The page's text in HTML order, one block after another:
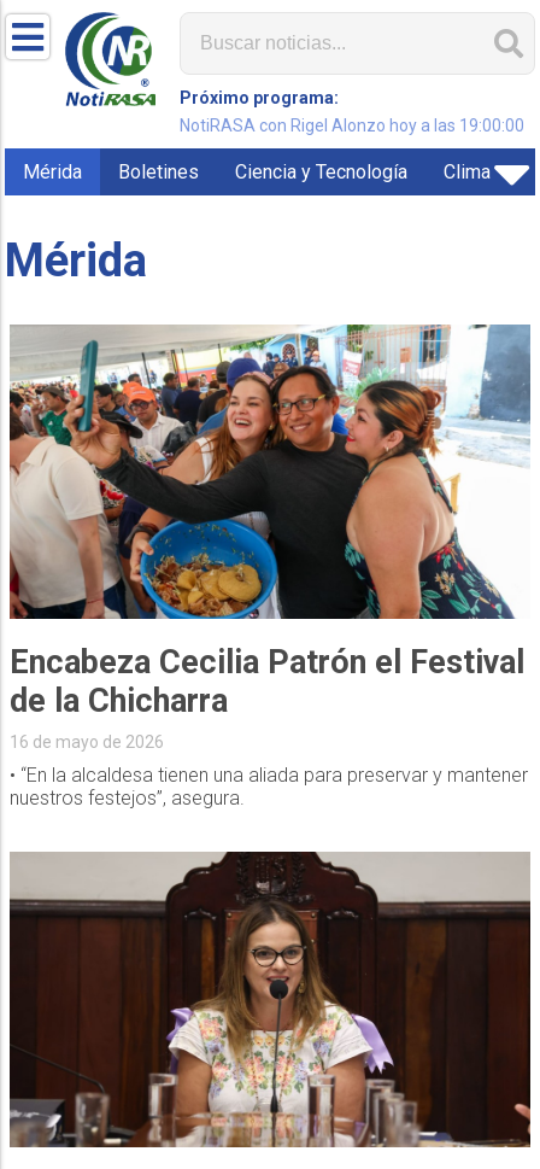
Próximo programa:
NotiRASA con Rigel Alonzo hoy a las 19:00:00
Mérida Boletines Ciencia y Tecnología Clima
Mérida
Encabeza Cecilia Patrón el Festival
de la Chicharra
16 de mayo de 2026
• “En la alcaldesa tienen una aliada para preservar y mantener
nuestros festejos”, asegura.